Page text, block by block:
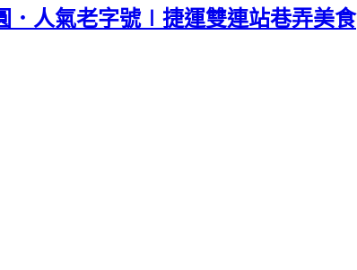
．人氣老字號∣捷運雙連站巷弄美食